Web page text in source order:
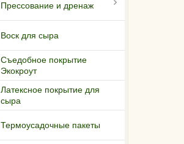
Прессование и дренаж
Воск для сыра
Съедобное покрытие
Экокроут
Латексное покрытие для
сыра
Термоусадочные пакеты